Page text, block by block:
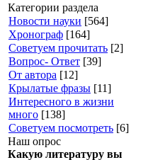
Категории раздела
Новости науки [564]
Хронограф [164]
Советуем прочитать [2]
Вопрос- Ответ [39]
От автора [12]
Крылатые фразы [11]
Интересного в жизни
много [138]
Советуем посмотреть [6]
Наш опрос
Какую литературу вы